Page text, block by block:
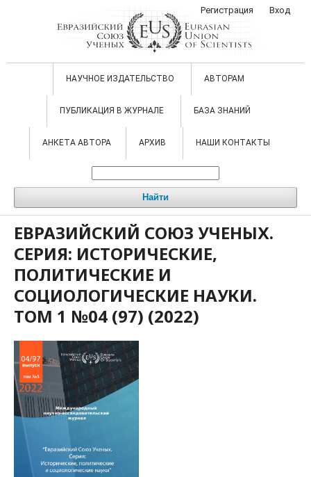
НАУЧНОЕ ИЗДАТЕЛЬСТВО АВТОРАМ
ПУБЛИКАЦИЯ В ЖУРНАЛЕ БАЗА ЗНАНИЙ
АНКЕТА АВТОРА АРХИВ НАШИ КОНТАКТЫ
Найти
Регистрация Вход
ЕВРАЗИЙСКИЙ СОЮЗ УЧЕНЫХ.
СЕРИЯ: ИСТОРИЧЕСКИЕ,
ПОЛИТИЧЕСКИЕ И
СОЦИОЛОГИЧЕСКИЕ НАУКИ.
ТОМ 1 №04 (97) (2022)